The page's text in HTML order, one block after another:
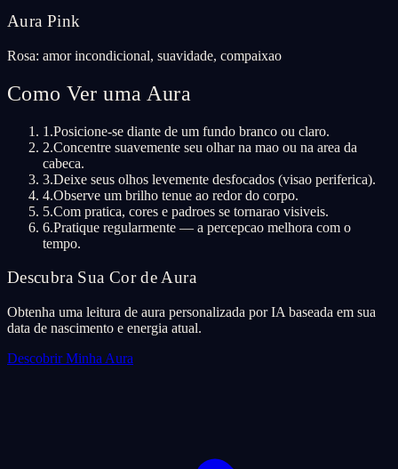
Aura Pink
Rosa: amor incondicional, suavidade, compaixao
Como Ver uma Aura
1 .Posicione-se diante de um fundo branco ou claro.
2.Concentre suavemente seu olhar na mao ou na area da
cabeca.
3.Deixe seus olhos levemente desfocados (visao periferica).
4.Observe um brilho tenue ao redor do corpo.
5.Com pratica, cores e padroes se tornarao visiveis.
6.Pratique regularmente — a percepcao melhora com o
tempo.
Descubra Sua Cor de Aura
Obtenha uma leitura de aura personalizada por IA baseada em sua
data de nascimento e energia atual.
Descobrir Minha Aura